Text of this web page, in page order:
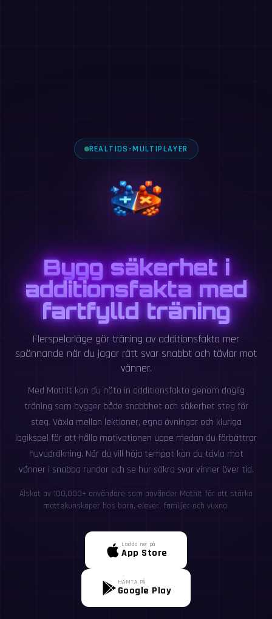
REALTIDS-MULTIPLAYER
Bygg säkerhet i
additionsfakta med
fartfylld träning
Flerspelarläge gör träning av additionsfakta mer
spännande när du jagar rätt svar snabbt och tävlar mot
vänner.
Med MathIt kan du nöta in additionsfakta genom daglig
träning som bygger både snabbhet och säkerhet steg för
steg. Växla mellan lektioner, egna övningar och kluriga
logikspel för att hålla motivationen uppe medan du förbättrar
huvudräkning. När du vill höja tempot kan du tävla mot
vänner i snabba rundor och se hur säkra svar vinner över tid.
Älskat av 100,000+ användare som använder MathIt för att stärka
mattekunskaper hos barn, elever, familjer och vuxna.
Ladda ner på
App Store
HÄMTA PÅ
Google Play